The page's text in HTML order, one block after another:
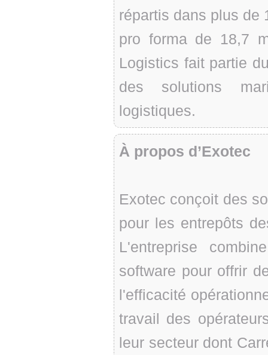
répartis dans plus de
pro forma de 18,7
Logistics fait partie
des solutions
logistiques.
À propos d’Exotec
Exotec conçoit des
pour les entrepôts
L'entreprise
software pour offrir
l'efficacité
travail des
leur secteur dont